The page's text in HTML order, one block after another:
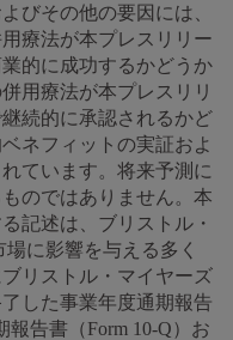
びその他の要因には、
療法が本プレスリリー
的に成功するかどうか
用療法が本プレスリリ
続的に承認されるかど
ネフィットの実証およ
ています。将来予測に
のではありません。本
記述は、ブリストル・
に影響を与える多く
リストル・マイヤーズ
した事業年度通期報告
告書（Form 10-Q）お